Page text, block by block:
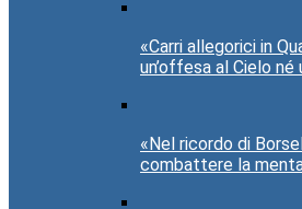
«Carri allegorici in
un’offesa al Cielo
«Nel ricordo di
combattere la